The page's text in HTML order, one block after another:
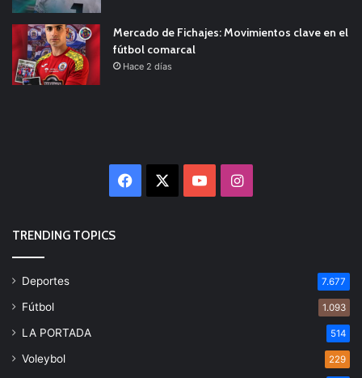
Mercado de Fichajes: Movimientos clave en el
fútbol comarcal
Hace 2 días
Facebook YouTubeInstagram
TRENDING TOPICS
Deportes 7.677
Fútbol 1.093
LA PORTADA 514
Voleybol 229